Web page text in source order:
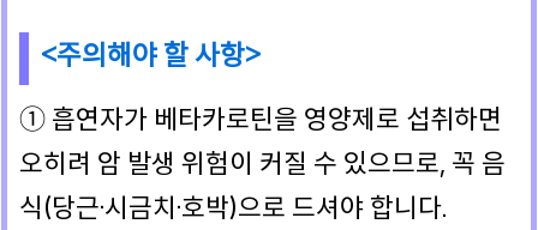
<주의해야 할 사항>
① 흡연자가 베타카로틴을 영양제로 섭취하면
오히려 암 발생 위험이 커질 수 있으므로, 꼭 음
식(당근·시금치·호박)으로 드셔야 합니다.